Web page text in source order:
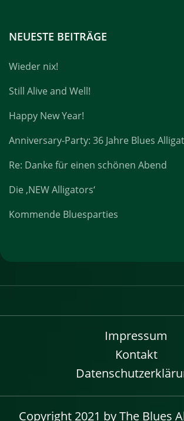
NEUESTE BEITRÄGE
Wieder nix!
Still Alive and Well!
Happy New Year!
Anniversary-Party: 36 Jahre Blues
Re: Danke für einen schönen Abend
Die ‚NEW Alligators‘
Kommende Bluesparties
Impressum
Kontakt
Copyright 2021 by The Blues